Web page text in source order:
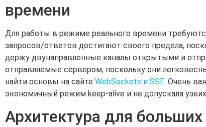
времени
Для работы в режиме реального времени
запросов/ответов достигают своего предела,
держу двунаправленные каналы открытыми и
отправляемые сервером, поскольку они
найти основы на сайте WebSockets и SSE. Очень
экономичный режим keep-alive и не допускала
Архитектура для